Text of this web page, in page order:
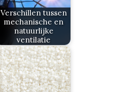
Verschillen tussen
mechanische en
natuurlijke
ventilatie